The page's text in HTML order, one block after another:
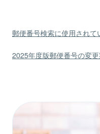
郵便番号検索に使用されて
2025年度版郵便番号の変